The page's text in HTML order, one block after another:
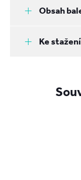
Obsah
Ke stažení